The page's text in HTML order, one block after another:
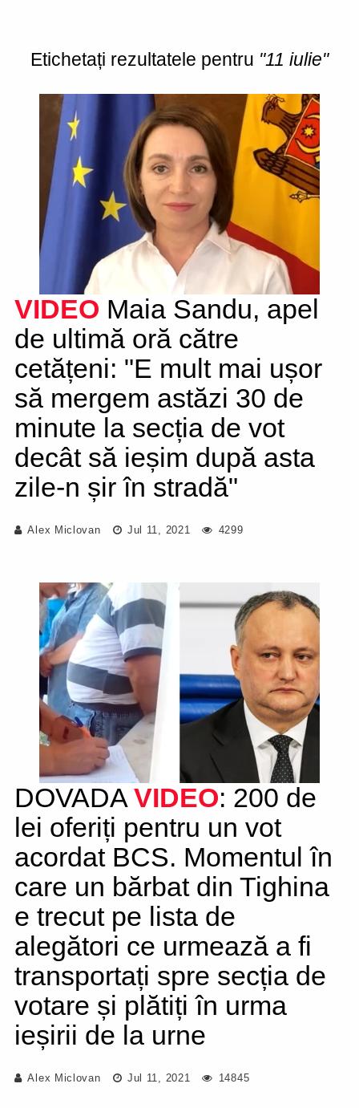
Etichetați rezultatele pentru "11 iulie"
VIDEO Maia Sandu, apel
de ultimă oră către
cetățeni: "E mult mai ușor
să mergem astăzi 30 de
minute la secția de vot
decât să ieșim după asta
zile-n șir în stradă"
Alex Miclovan Jul 11, 2021 4299
DOVADA VIDEO: 200 de
lei oferiți pentru un vot
acordat BCS. Momentul în
care un bărbat din Tighina
e trecut pe lista de
alegători ce urmează a fi
transportați spre secția de
votare și plătiți în urma
ieșirii de la urne
Alex Miclovan Jul 11, 2021 14845